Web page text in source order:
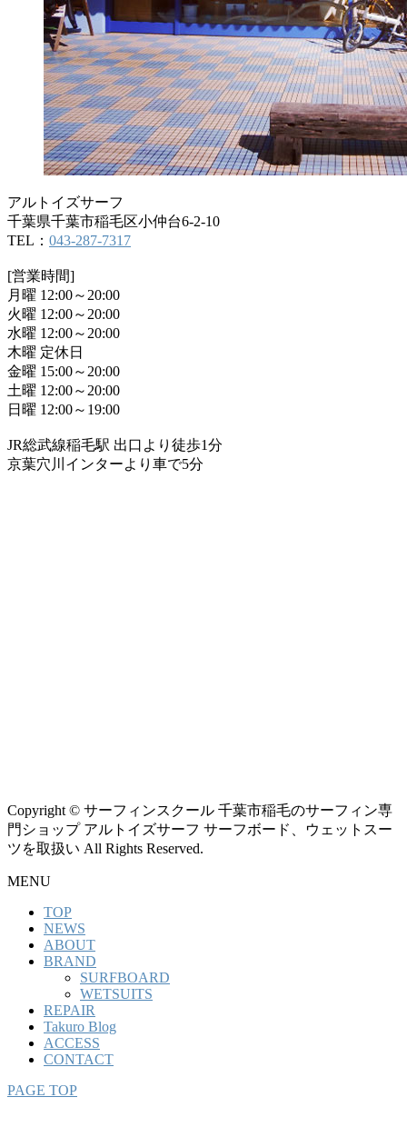
アルトイズサーフ
千葉県千葉市稲毛区小仲台6-2-10
TEL： 043-287-7317
[営業時間]
月曜 12:00～20:00
火曜 12:00～20:00
水曜 12:00～20:00
木曜 定休日
金曜 15:00～20:00
土曜 12:00～20:00
日曜 12:00～19:00
JR総武線稲毛駅 出口より徒歩1分
京葉穴川インターより車で5分
Copyright © サーフィンスクール 千葉市稲毛のサーフィン専
門ショップ アルトイズサーフ サーフボード、ウェットスー
ツを取扱い All Rights Reserved.
MENU
TOP
NEWS
ABOUT
BRAND
SURFBOARD
WETSUITS
REPAIR
Takuro Blog
ACCESS
CONTACT
PAGE TOP